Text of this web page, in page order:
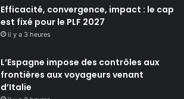
Efficacité, convergence, impact : le cap
est fixé pour le PLF 2027
il y a 3 heures
L’Espagne impose des contrôles aux
frontières aux voyageurs venant
d’Italie